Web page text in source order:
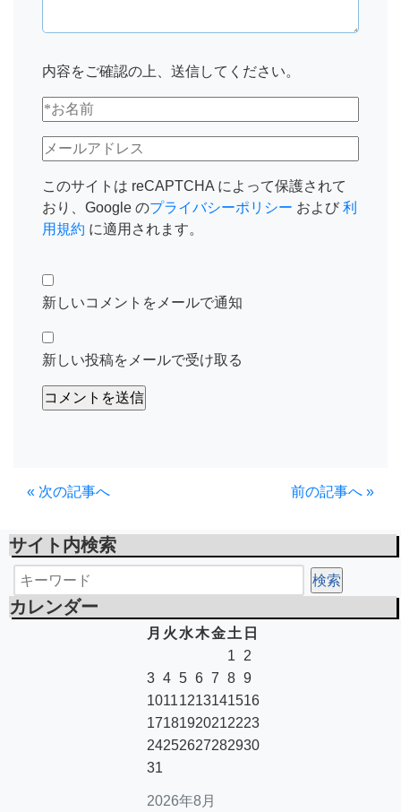
内容をご確認の上、送信してください。
このサイトは reCAPTCHA によって保護されて
おり、Google のプライバシーポリシー および 利
用規約 に適用されます。
新しいコメントをメールで通知
新しい投稿をメールで受け取る
前の記事へ »
« 次の記事へ
サイト内検索
カレンダー
2026年8月
月 火 水木金 土 日
1
2
3 4 5 6 7 8 9
10111213141516
17181920212223
24252627282930
31